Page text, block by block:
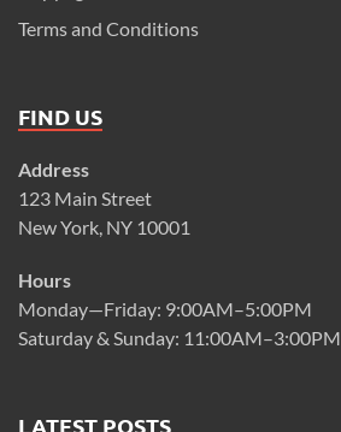
Terms and Conditions
FIND US
Address
123 Main Street
New York, NY 10001
Hours
Monday—Friday: 9:00AM–5:00PM
Saturday & Sunday: 11:00AM–3:00PM
LATEST POSTS